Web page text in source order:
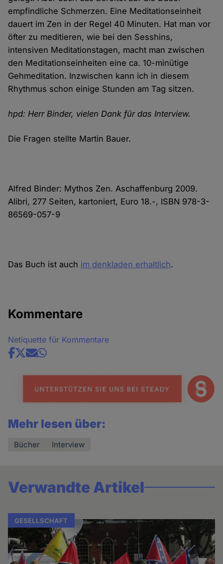
empfindliche Schmerzen. Eine Meditationseinheit
dauert im Zen in der Regel 40 Minuten. Hat man vor
öfter zu meditieren, wie bei den Sesshins,
intensiven Meditationstagen, macht man zwischen
den Meditationseinheiten eine ca. 10-minütige
Gehmeditation. Inzwischen kann ich in diesem
Rhythmus schon einige Stunden am Tag sitzen.
hpd: Herr Binder, vielen Dank für das Interview.
Die Fragen stellte Martin Bauer.
Alfred Binder: Mythos Zen. Aschaffenburg 2009.
Alibri, 277 Seiten, kartoniert, Euro 18.-, ISBN 978-3-
86569-057-9
Das Buch ist auch im denkladen erhaltlich.
Kommentare
Netiquette für Kommentare
Share
news
Mehr lesen über:
Bücher Interview
Verwandte Artikel
GESELLSCHAFT